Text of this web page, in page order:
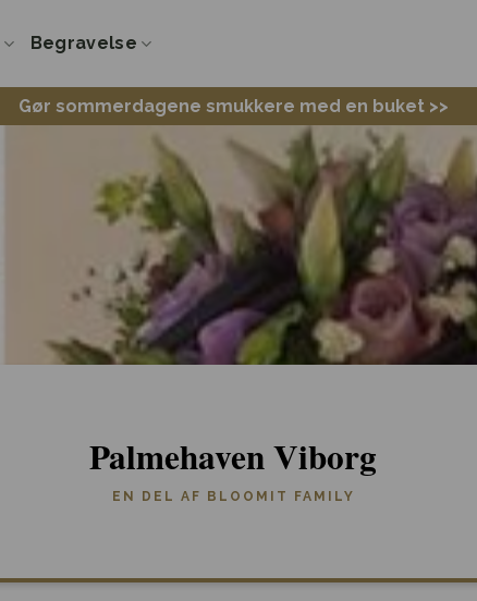
Begravelse
Gør sommerdagene smukkere med en buket >>
Palmehaven Viborg
EN DEL AF BLOOMIT FAMILY